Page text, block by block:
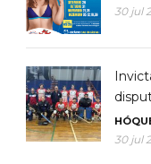
30 jul
30 jul